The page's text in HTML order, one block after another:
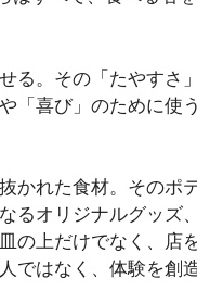
る。その「たやすさ
「喜び」のために使
かれた食材。そのポ
るオリジナルグッズ
の上だけでなく、店
ではなく、体験を創